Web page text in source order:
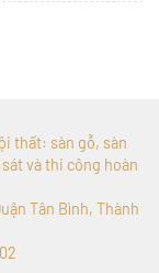
thất: sàn gỗ, sàn
và thi công hoàn
Tân Bình, Thành